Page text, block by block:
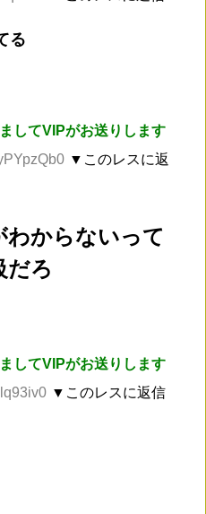
る
してVIPがお送りします
▼このレスに返
わからないって
だろ
してVIPがお送りします
▼このレスに返信